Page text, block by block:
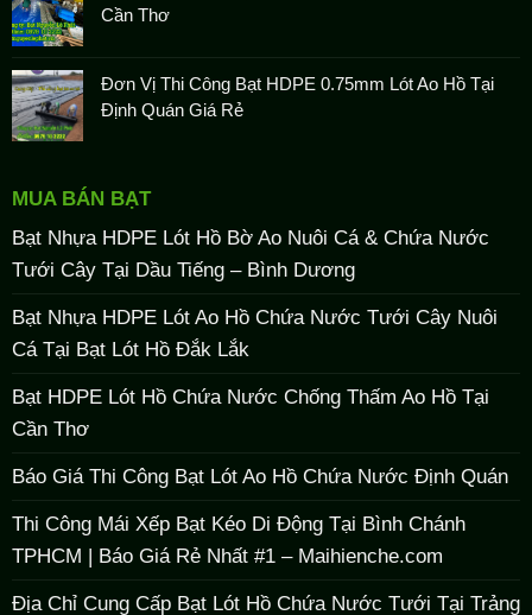
Cần Thơ
Đơn Vị Thi Công Bạt HDPE 0.75mm Lót Ao Hồ Tại
Định Quán Giá Rẻ
MUA BÁN BẠT
Bạt Nhựa HDPE Lót Hồ Bờ Ao Nuôi Cá & Chứa Nước
Tưới Cây Tại Dầu Tiếng – Bình Dương
Bạt Nhựa HDPE Lót Ao Hồ Chứa Nước Tưới Cây Nuôi
Cá Tại Bạt Lót Hồ Đắk Lắk
Bạt HDPE Lót Hồ Chứa Nước Chống Thấm Ao Hồ Tại
Cần Thơ
Báo Giá Thi Công Bạt Lót Ao Hồ Chứa Nước Định Quán
Thi Công Mái Xếp Bạt Kéo Di Động Tại Bình Chánh
TPHCM | Báo Giá Rẻ Nhất #1 – Maihienche.com
Địa Chỉ Cung Cấp Bạt Lót Hồ Chứa Nước Tưới Tại Trảng